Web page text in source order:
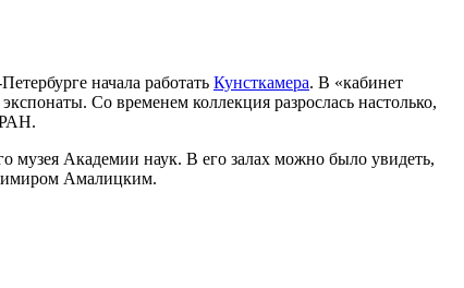
начала работать Кунсткамера. В «кабинет
Со временем коллекция разрослась настолько,
музея Академии наук. В его залах можно было увидеть,
Амалицким.